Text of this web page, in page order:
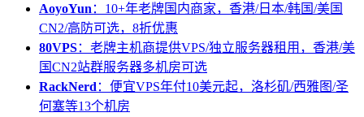
AoyoYun ：10+年老牌国内商家，香港/日本/韩国/美国
CN2/高防可选，8折优惠
80VPS：老牌主机商提供VPS/独立服务器租用，香港/美
国CN2站群服务器多机房可选
RackNerd ：便宜VPS年付10美元起，洛杉矶/西雅图/圣
何塞等13个机房